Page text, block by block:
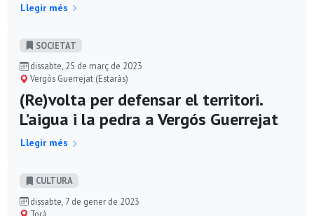
Llegir més
SOCIETAT
dissabte, 25 de març de 2023
Vergós Guerrejat (Estaràs)
(Re)volta per defensar el territori.
L’aigua i la pedra a Vergós Guerrejat
Llegir més
CULTURA
dissabte, 7 de gener de 2023